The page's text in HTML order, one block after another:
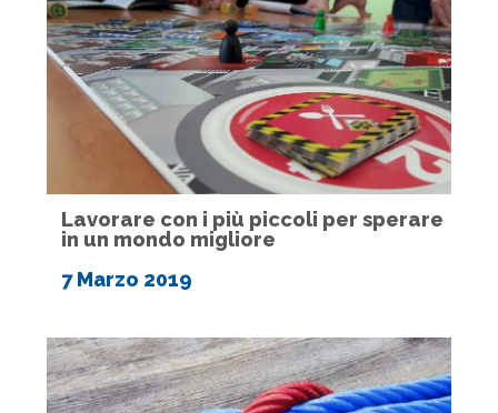
Lavorare con i più piccoli per sperare
in un mondo migliore
7 Marzo 2019